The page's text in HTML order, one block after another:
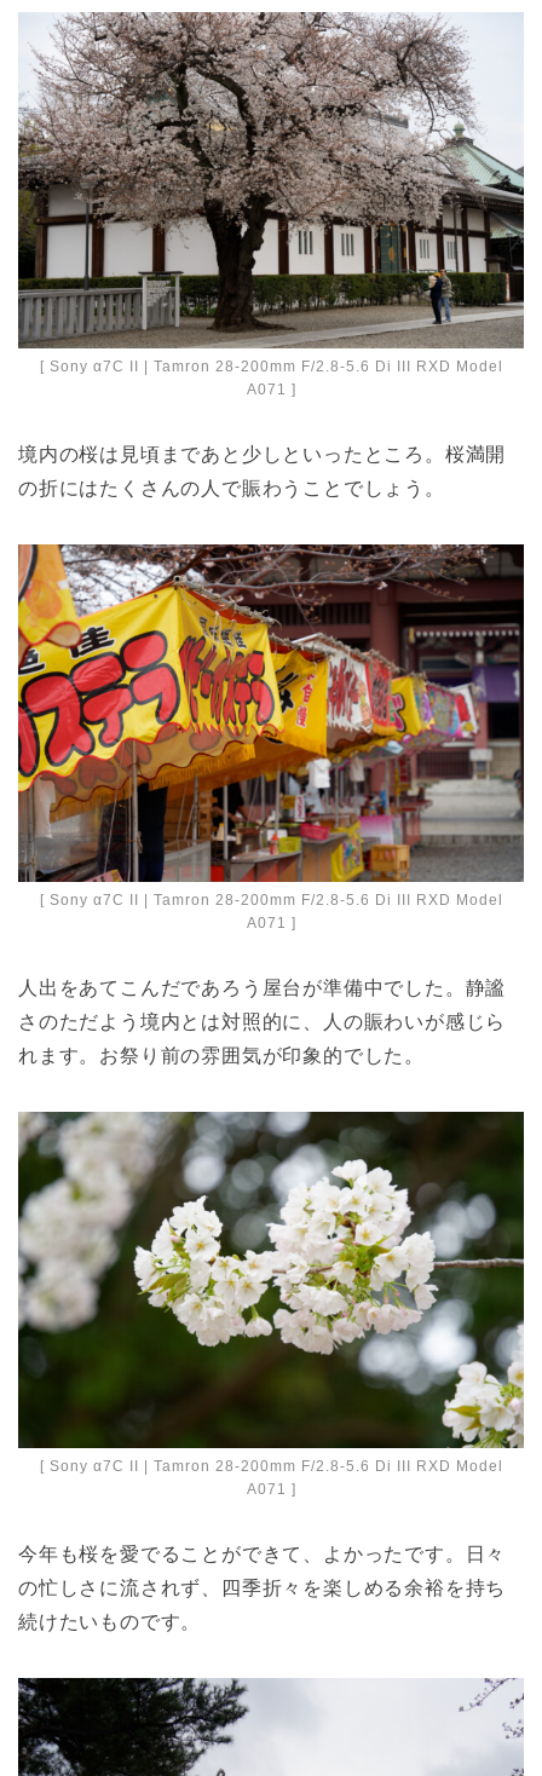
[ Sony α7C II | Tamron 28-200mm F/2.8-5.6 Di III RXD Model
A071 ]
境内の桜は見頃まであと少しといったところ。桜満開
の折にはたくさんの人で賑わうことでしょう。
[ Sony α7C II | Tamron 28-200mm F/2.8-5.6 Di III RXD Model
A071 ]
人出をあてこんだであろう屋台が準備中でした。静謐
さのただよう境内とは対照的に、人の賑わいが感じら
れます。お祭り前の雰囲気が印象的でした。
[ Sony α7C II | Tamron 28-200mm F/2.8-5.6 Di III RXD Model
A071 ]
今年も桜を愛でることができて、よかったです。日々
の忙しさに流されず、四季折々を楽しめる余裕を持ち
続けたいものです。